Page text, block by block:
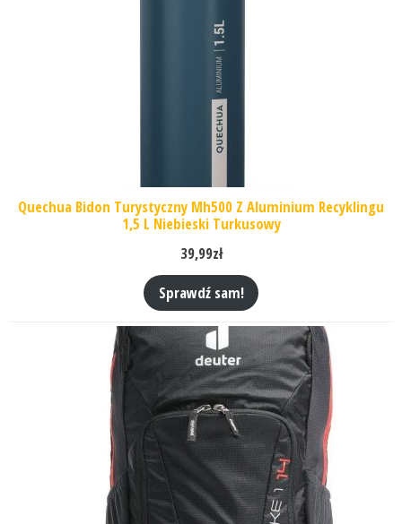
Quechua Bidon Turystyczny Mh500 Z Aluminium Recyklingu
1,5 L Niebieski Turkusowy
39,99zł
Sprawdź sam!